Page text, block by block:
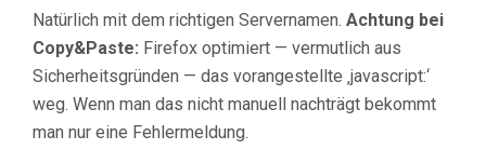
Natürlich mit dem richtigen Servernamen. Achtung bei
Copy&Paste: Firefox optimiert — vermutlich aus
Sicherheitsgründen — das vorangestellte ‚javascript:‘
weg. Wenn man das nicht manuell nachträgt bekommt
man nur eine Fehlermeldung.